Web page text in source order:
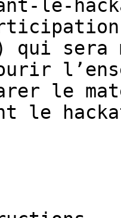
le-
qui sera
le
le